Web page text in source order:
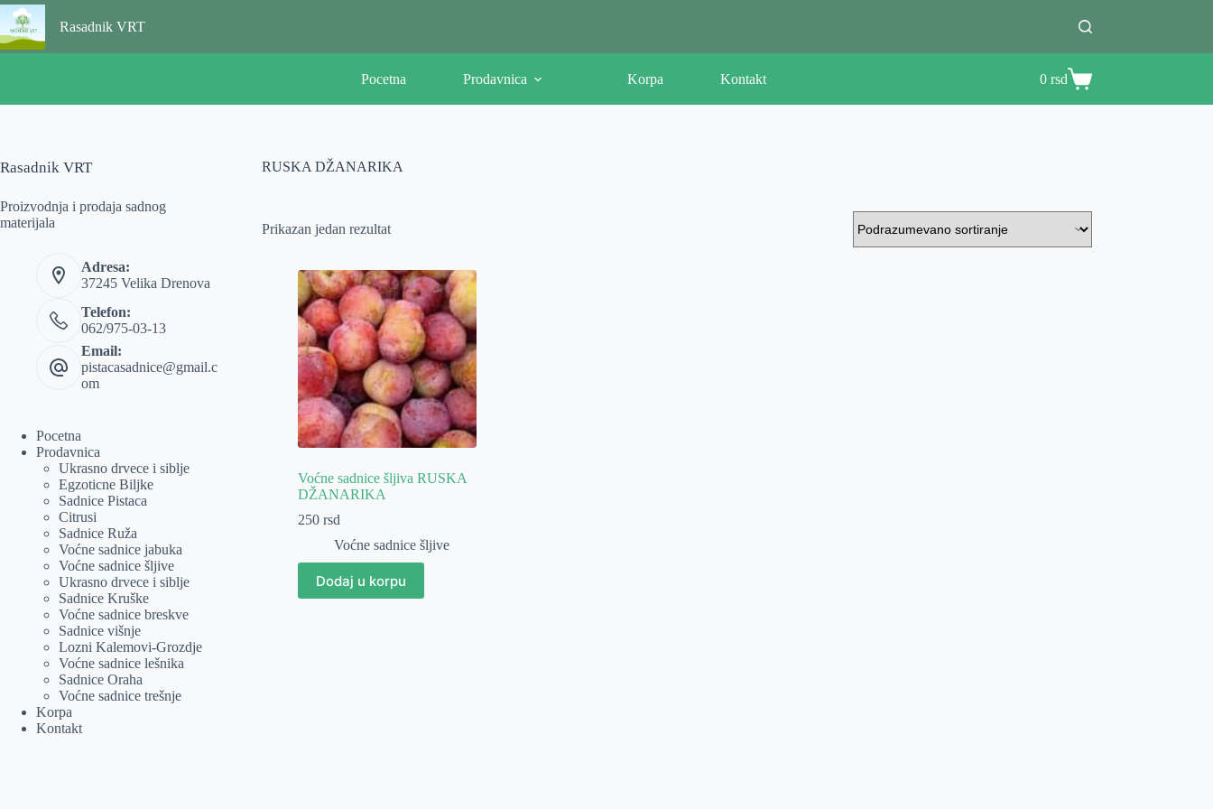
Skip
content
Rasadnik VRT
Pocetna Prodavnica Korpa Kontakt
Shopping
cart
0 rsd
RUSKA DŽANARIKA
Prikazan jedan rezultat
Voćne sadnice šljiva RUSKA
DŽANARIKA
250rsd
Voćne sadnice šljive
Dodaj u korpu
Rasadnik VRT
Proizvodnja i prodaja sadnog
materijala
Adresa:
37245 Velika Drenova
Telefon:
062/975-03-13
Email:
pistacasadnice@gmail.c
om
Pocetna
Prodavnica
Ukrasno drvece i siblje
Egzoticne Biljke
Sadnice Pistaca
Citrusi
Sadnice Ruža
Voćne sadnice jabuka
Voćne sadnice šljive
Ukrasno drvece i siblje
Sadnice Kruške
Voćne sadnice breskve
Sadnice višnje
Lozni Kalemovi-Grozdje
Voćne sadnice lešnika
Sadnice Oraha
Voćne sadnice trešnje
Korpa
Kontakt